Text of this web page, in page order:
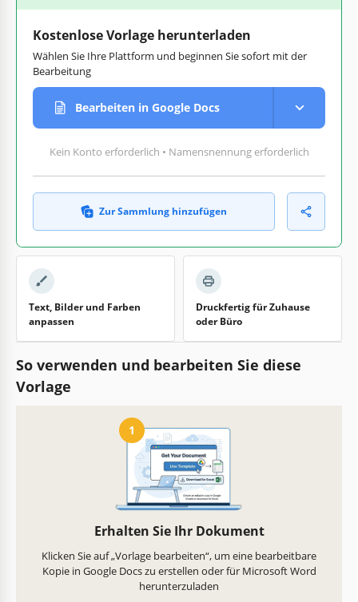
Kostenlose Vorlage herunterladen
Wählen Sie Ihre Plattform und beginnen Sie sofort mit der
Bearbeitung
Bearbeiten in Google Docs
Kein Konto erforderlich • Namensnennung erforderlich
Zur Sammlung hinzufügen
Text, Bilder und Farben
anpassen
Druckfertig für Zuhause
oder Büro
So verwenden und bearbeiten Sie diese
Vorlage
1
Erhalten Sie Ihr Dokument
Klicken Sie auf „Vorlage bearbeiten“, um eine bearbeitbare
Kopie in Google Docs zu erstellen oder für Microsoft Word
herunterzuladen